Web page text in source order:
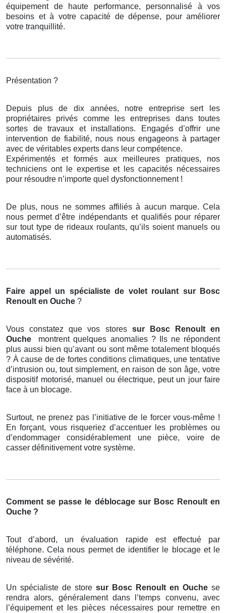
équipement de haute performance, personnalisé à vos
besoins et à votre capacité de dépense, pour améliorer
votre tranquillité.
Présentation ?
Depuis plus de dix années, notre entreprise sert les
propriétaires privés comme les entreprises dans toutes
sortes de travaux et installations. Engagés d’offrir une
intervention de fiabilité, nous nous engageons à partager
avec de véritables experts dans leur compétence.
Expérimentés et formés aux meilleures pratiques, nos
techniciens ont le expertise et les capacités nécessaires
pour résoudre n’importe quel dysfonctionnement !
De plus, nous ne sommes affiliés à aucun marque. Cela
nous permet d’être indépendants et qualifiés pour réparer
sur tout type de rideaux roulants, qu’ils soient manuels ou
automatisés.
Faire appel un spécialiste de volet roulant sur Bosc
Renoult en Ouche ?
Vous constatez que vos stores sur Bosc Renoult en
Ouche
montrent quelques anomalies ? Ils ne répondent
plus aussi bien qu’avant ou sont même totalement bloqués
? À cause de de fortes conditions climatiques, une tentative
d’intrusion ou, tout simplement, en raison de son âge, votre
dispositif motorisé, manuel ou électrique, peut un jour faire
face à un blocage.
Surtout, ne prenez pas l’initiative de le forcer vous-même !
En forçant, vous risqueriez d’accentuer les problèmes ou
d’endommager considérablement une pièce, voire de
casser définitivement votre système.
Comment se passe le déblocage sur Bosc Renoult en
Ouche ?
Tout d’abord, un évaluation rapide est effectué par
téléphone. Cela nous permet de identifier le blocage et le
niveau de sévérité.
Un spécialiste de store sur Bosc Renoult en Ouche se
rendra alors, généralement dans l’temps convenu, avec
l’équipement et les pièces nécessaires pour remettre en